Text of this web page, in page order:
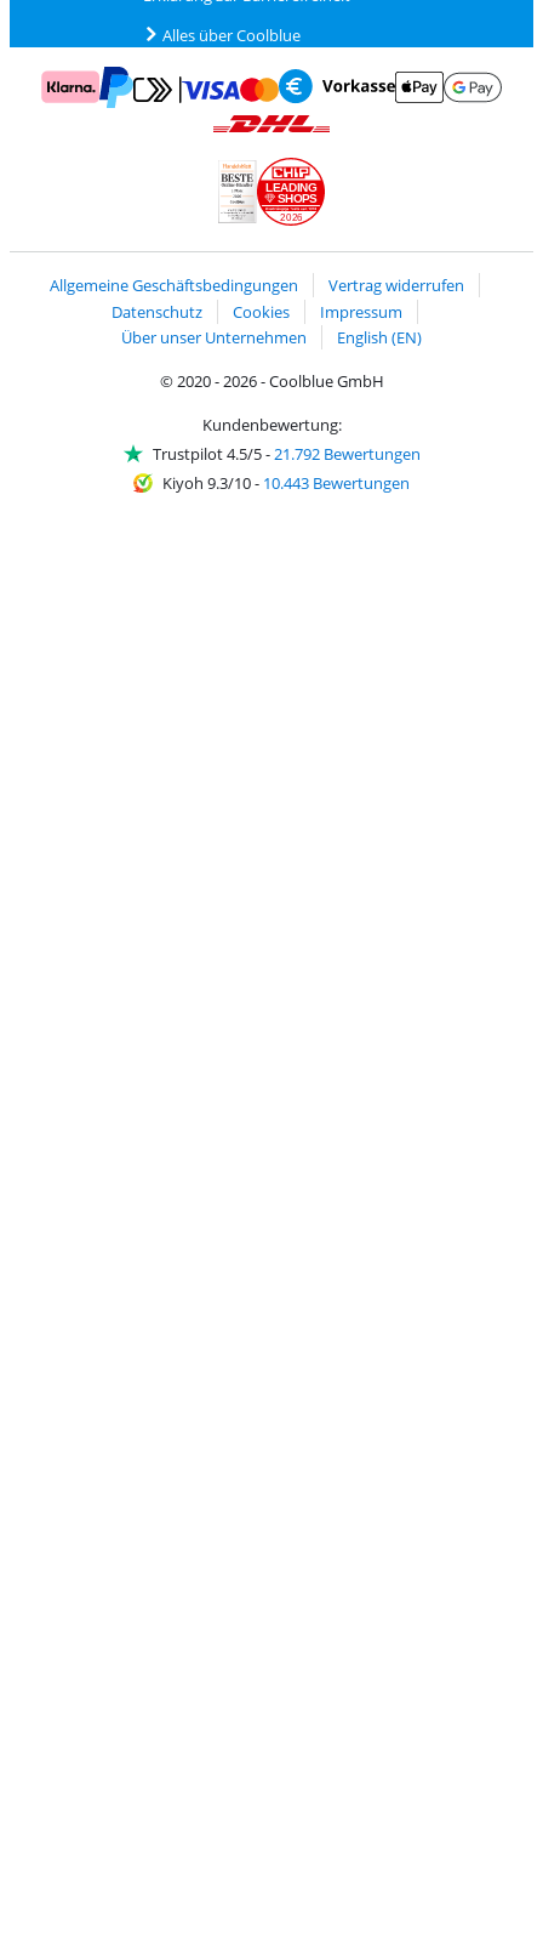
Alles über Coolblue
Zahlung mit PayPal
Zahlung mit Mastercard und Visa über Click to Pay
Zahlung mit Vorkasse
2026
LEADING
SHOPS
Allgemeine Geschäftsbedingungen
Vertrag widerrufen
Datenschutz
Cookies
Impressum
Über unser Unternehmen
English (EN)
© 2020 - 2026 - Coolblue GmbH
Kundenbewertung:
Trustpilot 4.5/5-21.792 Bewertungen
Kiyoh 9.3/10- 10.443 Bewertungen